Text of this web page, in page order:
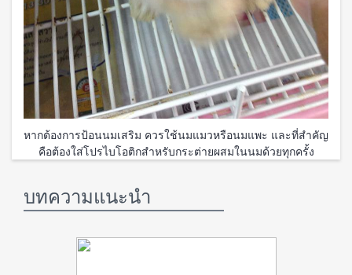
หากต้องการป้อนนมเสริม ควรใช้นมแมวหรือนมแพะ และที่สำคัญ
คือต้องใส่โปรไบโอติกสำหรับกระต่ายผสมในนมด้วยทุกครั้ง
บทความแนะนำ